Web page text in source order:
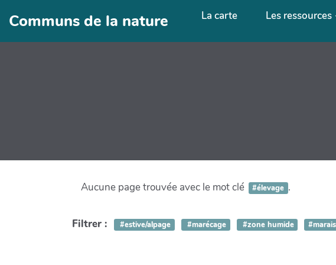
Aller au contenu principal
Communs de la nature La carte Les ressources
Aucune page trouvée avec le mot clé #élevage .
Filtrer : #estive/alpage #marécage #zone humide #marais